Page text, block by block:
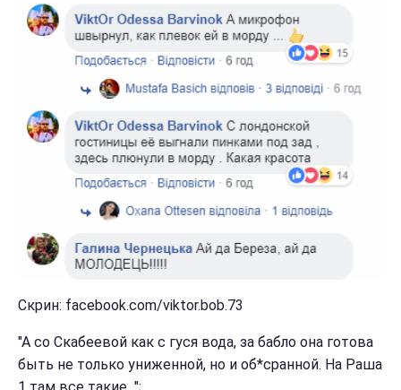
Скрин: facebook.com/viktor.bob.73
"А со Скабеевой как с гуся вода, за бабло она готова
быть не только униженной, но и об*сранной. На Раша